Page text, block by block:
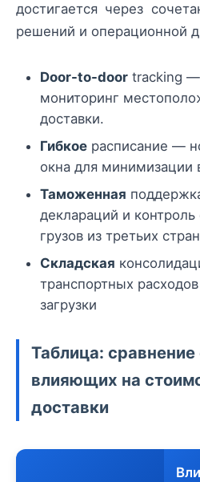
достигается через
решений и операционной
Door-to-door tracking
мониторинг
доставки.
Гибкое расписание —
окна для минимизации
Таможенная
деклараций и контроль
грузов из третьих
Складская
транспортных
загрузки
Таблица:
влияющих на
доставки